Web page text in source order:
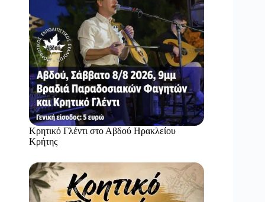
Κρητικό Γλέντι στο Αβδού Ηρακλείου
Κρήτης